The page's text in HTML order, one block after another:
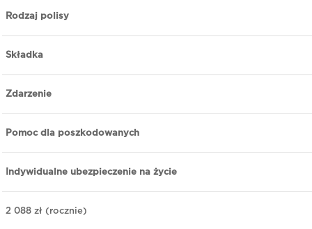
Rodzaj polisy
Składka
Zdarzenie
Pomoc dla poszkodowanych
Indywidualne ubezpieczenie na życie
2 088 zł (rocznie)